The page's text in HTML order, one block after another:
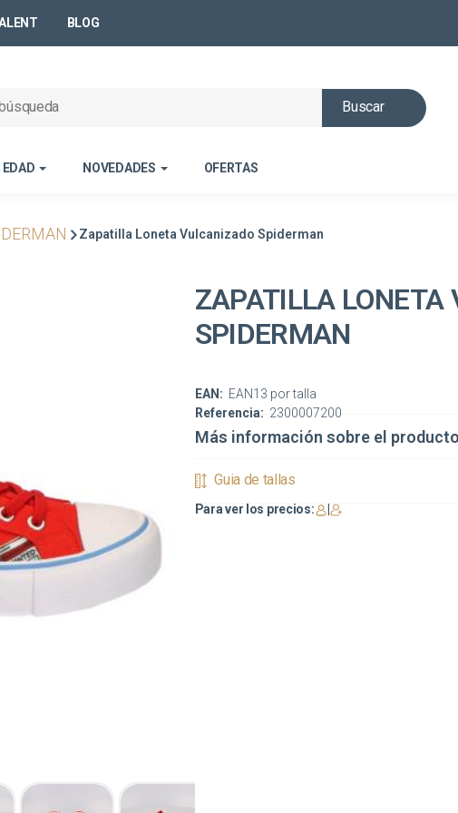
BLOG
Buscar
EDAD NOVEDADES OFERTAS
Zapatilla Loneta Vulcanizado Spiderman
ZAPATILLA LONETA
SPIDERMAN
Referencia: 2300007200
EAN: EAN13 por talla
Más información sobre el
Guia de tallas
Para ver los precios: